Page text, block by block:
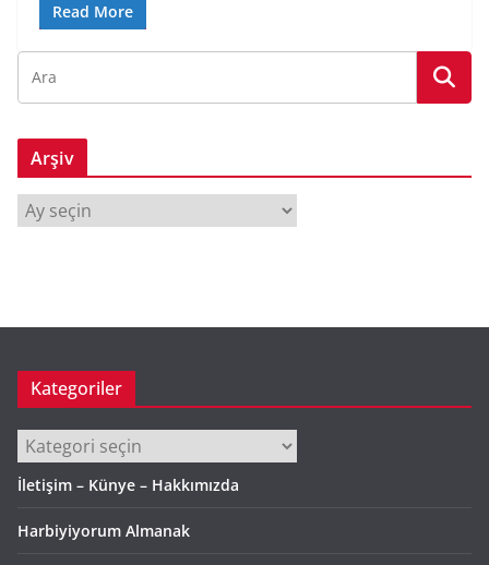
Read More
Arşiv
Kategoriler
Kategoriler
İletişim – Künye – Hakkımızda
Harbiyiyorum Almanak